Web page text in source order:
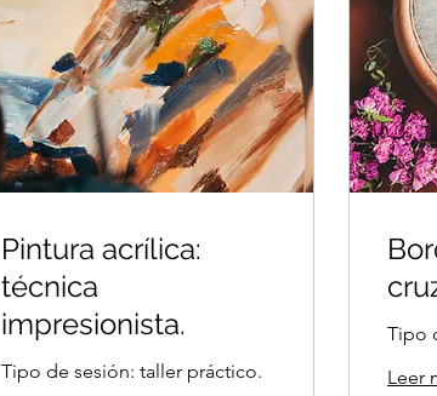
Pintura acrílica:
técnica
impresionista.
Tipo de sesión: taller práctico.
Tipo
Leer